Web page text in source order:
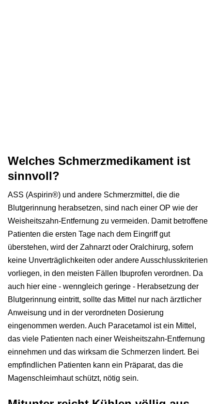
Welches Schmerzmedikament ist
sinnvoll?
ASS (Aspirin®) und andere Schmerzmittel, die die
Blutgerinnung herabsetzen, sind nach einer OP wie der
Weisheitszahn-Entfernung zu vermeiden. Damit betroffene
Patienten die ersten Tage nach dem Eingriff gut
überstehen, wird der Zahnarzt oder Oralchirurg, sofern
keine Unverträglichkeiten oder andere Ausschlusskriterien
vorliegen, in den meisten Fällen Ibuprofen verordnen. Da
auch hier eine - wenngleich geringe - Herabsetzung der
Blutgerinnung eintritt, sollte das Mittel nur nach ärztlicher
Anweisung und in der verordneten Dosierung
eingenommen werden. Auch Paracetamol ist ein Mittel,
das viele Patienten nach einer Weisheitszahn-Entfernung
einnehmen und das wirksam die Schmerzen lindert. Bei
empfindlichen Patienten kann ein Präparat, das die
Magenschleimhaut schützt, nötig sein.